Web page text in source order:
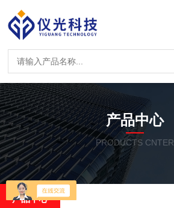
产品中心
PRODUCTS CNTER
产品中心